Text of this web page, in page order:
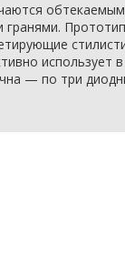
использует
— по три